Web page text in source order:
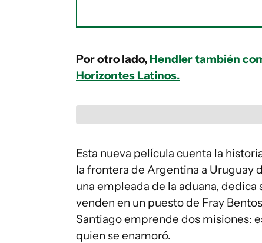
Por otro lado, Hendler también
Horizontes Latinos.
Esta nueva película cuenta la
la frontera de Argentina a Uruguay
una empleada de la aduana,
venden en un puesto de Fray
Santiago emprende dos misiones:
quien se enamoró.